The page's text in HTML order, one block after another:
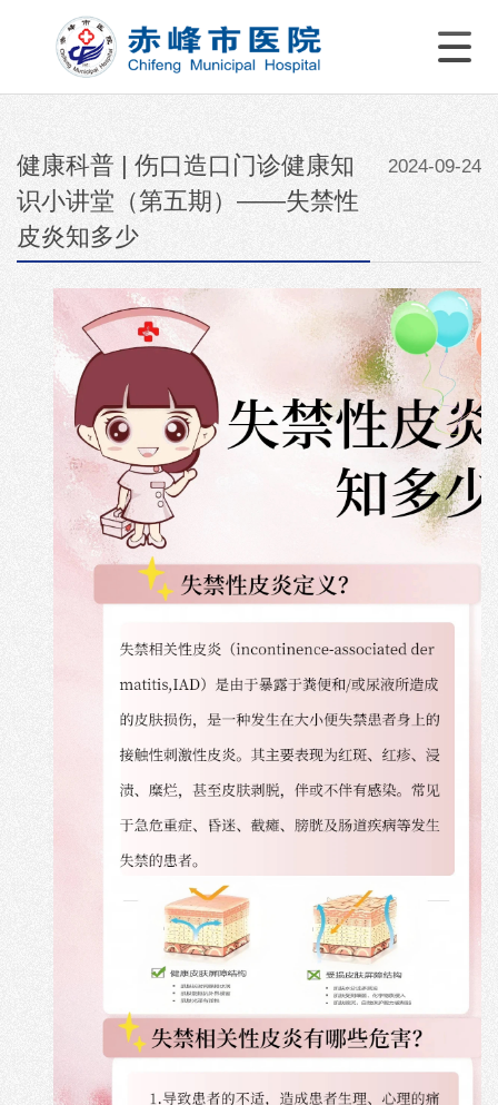
健康科普 | 伤口造口门诊健康知
识小讲堂（第五期）——失禁性
皮炎知多少
2024-09-24